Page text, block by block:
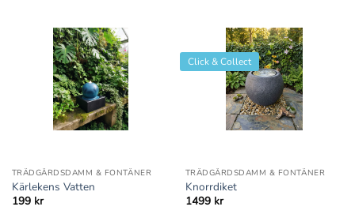
TRÄDGÅRDSDAMM & FONTÄNER
Kärlekens Vatten
199 kr
Click & Collect
TRÄDGÅRDSDAMM & FONTÄNER
Knorrdiket
1499 kr